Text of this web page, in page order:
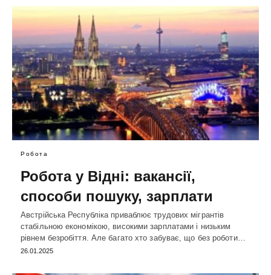
Робота
Робота у Відні: вакансії,
способи пошуку, зарплати
Австрійська Республіка приваблює трудових мігрантів
стабільною економікою, високими зарплатами і низьким
рівнем безробіття. Але багато хто забуває, що без роботи…
26.01.2025